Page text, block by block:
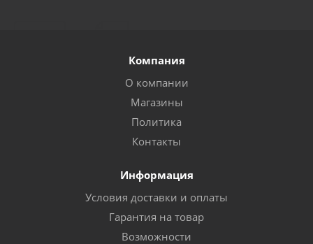
Компания
О компании
Магазины
Политика
Контакты
Информация
Условия доставки и оплаты
Гарантия на товар
Возможности